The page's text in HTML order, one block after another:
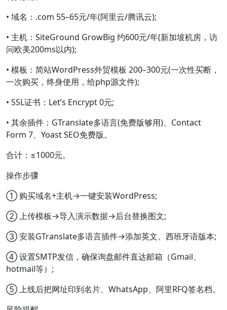
• 域名：.com 55–65元/年(阿里云/腾讯云);
• 主机：SiteGround GrowBig 约600元/年(新加坡机房，访
问欧美200ms以内);
• 模板：简站WordPress外贸模板 200–300元(一次性买断，
一次购买，终身使用，给php源文件);
• SSL证书：Let’s Encrypt 0元;
• 其余插件：GTranslate多语言(免费版够用)、Contact
Form 7、Yoast SEO免费版。
合计：≤1000元。
操作步骤
① 购买域名+主机→一键安装WordPress;
② 上传模板→导入演示数据→后台替换图文;
③ 安装GTranslate多语言插件→添加英文、西班牙语版本;
④ 设置SMTP发信，确保询盘邮件直达邮箱（Gmail、
hotmail等）;
⑤ 上线后把网址印到名片、WhatsApp、阿里RFQ签名档。